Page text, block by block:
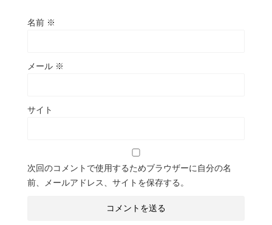
名前 ※
メール ※
サイト
次回のコメントで使用するためブラウザーに自分の名
前、メールアドレス、サイトを保存する。